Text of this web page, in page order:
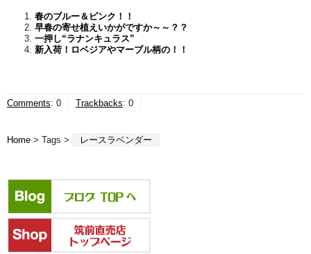
春のブルー＆ピンク！！
早春の寄せ植えいかがですか～～？？
一押し“ラナンキュラス”
新入荷！ロベジアやマーブル柄の！！
Comments: 0 Trackbacks: 0
Home > Tags > レースラベンダー